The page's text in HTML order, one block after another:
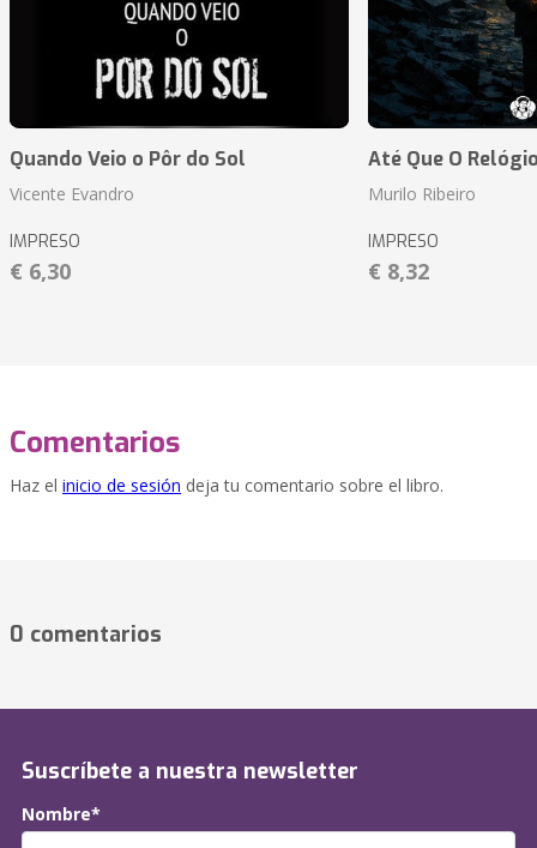
Quando Veio o Pôr do Sol
Vicente Evandro
IMPRESO
€ 6,30
Até Que O
Murilo Ribeiro
IMPRESO
€ 8,32
Comentarios
Haz el inicio de sesión deja tu comentario sobre el libro.
0 comentarios
Suscríbete a nuestra newsletter
Nombre*